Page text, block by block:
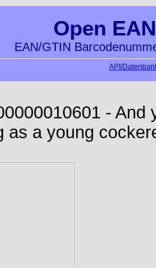
Open
EAN/GTIN
API/
-
as a young